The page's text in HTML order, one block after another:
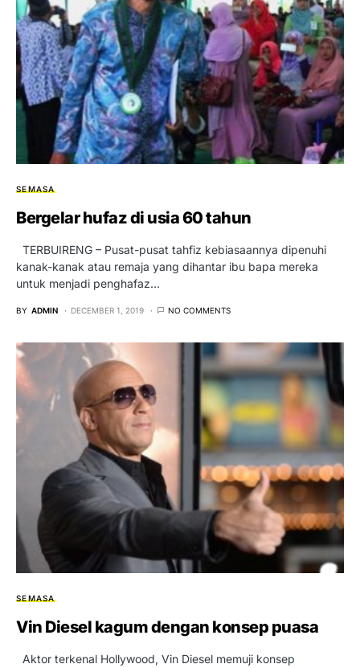
SEMASA
Bergelar hufaz di usia 60 tahun
TERBUIRENG – Pusat-pusat tahfiz kebiasaannya dipenuhi
kanak-kanak atau remaja yang dihantar ibu bapa mereka
untuk menjadi penghafaz…
BY ADMIN DECEMBER 1, 2019 NO COMMENTS
SEMASA
Vin Diesel kagum dengan konsep puasa
Aktor terkenal Hollywood, Vin Diesel memuji konsep